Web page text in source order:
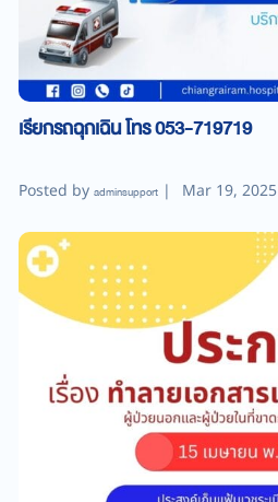
เรียกรถฉุกเฉิน โทร 053-719719
Posted by adminsupport | Mar 19, 2025